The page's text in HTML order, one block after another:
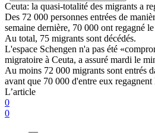
Ceuta: la quasi-totalité des migrants a
Des 72 000 personnes entrées de
semaine dernière, 70 000 ont regagné
Au total, 75 migrants sont décédés.
L'espace Schengen n'a pas été
migratoire à Ceuta, a assuré mardi le
Au moins 72 000 migrants sont entrés
avant que 70 000 d'entre eux
L’article
0
0